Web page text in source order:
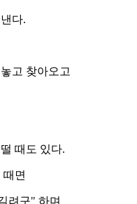
다.
고 찾아오고
때도 있다.
때면
려구" 하며